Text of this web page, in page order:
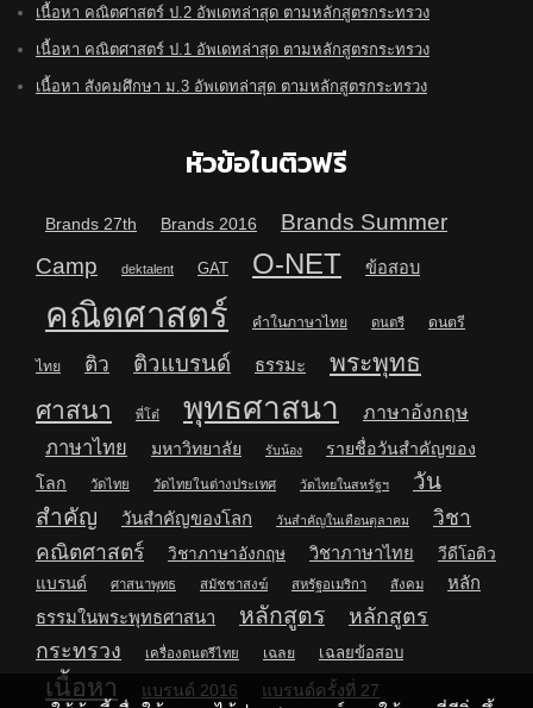
เนื้อหา คณิตศาสตร์ ป.2 อัพเดทล่าสุด ตามหลักสูตรกระทรวง
เนื้อหา คณิตศาสตร์ ป.1 อัพเดทล่าสุด ตามหลักสูตรกระทรวง
เนื้อหา สังคมศึกษา ม.3 อัพเดทล่าสุด ตามหลักสูตรกระทรวง
หัวข้อในติวฟรี
Brands 27th Brands 2016
Brands Summer
Camp
dektalent GAT O-NET ข้อสอบ
คณิตศาสตร์ คำในภาษาไทย ดนตรี ดนตรี
ไทย ติว ติวแบรนด์ ธรรมะ
พระพุทธ
ศาสนา
พี่โต๋ พุทธศาสนา ภาษาอังกฤษ
ภาษาไทย มหาวิทยาลัย รับน้อง
รายชื่อวันสำคัญของ
โลก
วัดไทย วัดไทยในต่างประเทศ วัดไทยในสหรัฐฯ
วัน
สำคัญ
วันสำคัญของโลก วันสำคัญในเดือนตุลาคม
วิชา
คณิตศาสตร์
วิชาภาษาอังกฤษ วิชาภาษาไทย
วีดีโอติว
แบรนด์
ศาสนาพุทธ สมัชชาสงฆ์ สหรัฐอเมริกา สังคม
หลัก
ธรรมในพระพุทธศาสนา
หลักสูตร
หลักสูตร
กระทรวง
เครื่องดนตรีไทย เฉลย เฉลยข้อสอบ
เนื้อหา แบรนด์ 2016 แบรนด์ครั้งที่ 27